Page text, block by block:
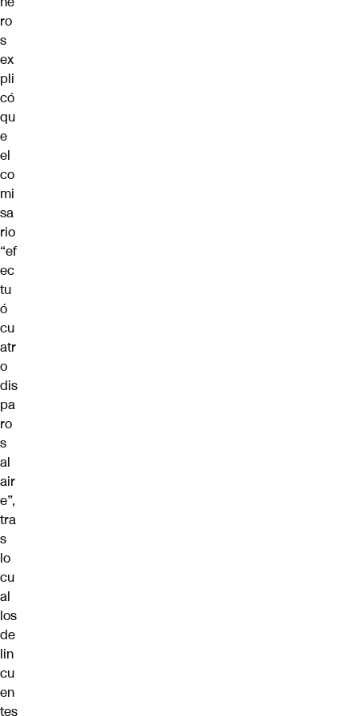
ro
s
ex
pli
có
qu
e
el
co
mi
sa
rio
“ef
ec
tu
ó
cu
atr
o
dis
pa
ro
s
al
air
e”,
tra
s
lo
cu
al
los
de
lin
cu
en
tes